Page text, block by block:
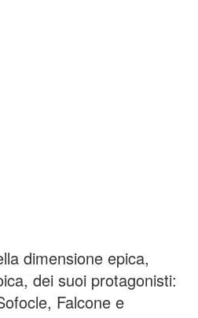
dimensione epica,
dei suoi protagonisti:
Falcone e